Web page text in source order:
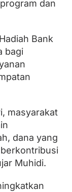
dan
Bank
bagi
masyarakat
dana yang
Muhidi.